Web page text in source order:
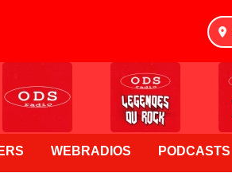
WEBRADIOS PODCASTS